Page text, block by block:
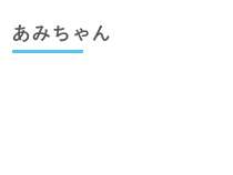
あみちゃん